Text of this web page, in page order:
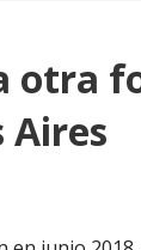
Aires